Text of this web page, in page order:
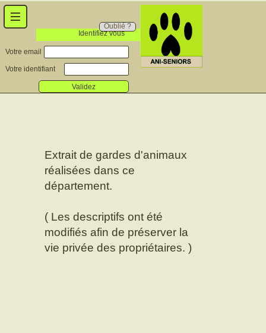
Identifiez vous
Oublié ?
Votre email
Votre identifiant
Validez
Extrait de gardes d'animaux
réalisées dans ce
département.
( Les descriptifs ont été
modifiés afin de préserver la
vie privée des propriétaires. )